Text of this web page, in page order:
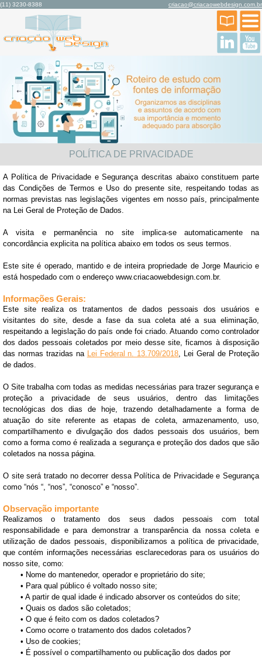
(11) 3230-8388 criacao@criacaowebdesign.com.br
POLÍTICA DE PRIVACIDADE
A Política de Privacidade e Segurança descritas abaixo constituem parte
das Condições de Termos e Uso do presente site, respeitando todas as
normas previstas nas legislações vigentes em nosso país, principalmente
na Lei Geral de Proteção de Dados.
A visita e permanência no site implica-se automaticamente na
concordância explicita na política abaixo em todos os seus termos.
Este site é operado, mantido e de inteira propriedade de Jorge Mauricio e
está hospedado com o endereço www.criacaowebdesign.com.br.
Informações Gerais:
Este site realiza os tratamentos de dados pessoais dos usuários e
visitantes do site, desde a fase da sua coleta até a sua eliminação,
respeitando a legislação do país onde foi criado. Atuando como controlador
dos dados pessoais coletados por meio desse site, ficamos à disposição
das normas trazidas na Lei Federal n. 13.709/2018, Lei Geral de Proteção
de dados.
O Site trabalha com todas as medidas necessárias para trazer segurança e
proteção a privacidade de seus usuários, dentro das limitações
tecnológicas dos dias de hoje, trazendo detalhadamente a forma de
atuação do site referente as etapas de coleta, armazenamento, uso,
compartilhamento e divulgação dos dados pessoais dos usuários, bem
como a forma como é realizada a segurança e proteção dos dados que são
coletados na nossa página.
O site será tratado no decorrer dessa Política de Privacidade e Segurança
como “nós “, “nos”, “conosco” e “nosso”.
Observação importante
Realizamos o tratamento dos seus dados pessoais com total
responsabilidade e para demonstrar a transparência da nossa coleta e
utilização de dados pessoais, disponibilizamos a política de privacidade,
que contém informações necessárias esclarecedoras para os usuários do
nosso site, como:
• Nome do mantenedor, operador e proprietário do site;
• Para qual público é voltado nosso site;
• A partir de qual idade é indicado absorver os conteúdos do site;
• Quais os dados são coletados;
• O que é feito com os dados coletados?
• Como ocorre o tratamento dos dados coletados?
• Uso de cookies;
• É possível o compartilhamento ou publicação dos dados por